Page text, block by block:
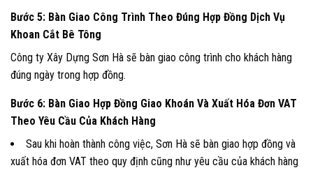
Bước 5: Bàn Giao Công Trình Theo Đúng Hợp Đồng Dịch Vụ
Khoan Cắt Bê Tông
Công ty Xây Dựng Sơn Hà sẽ bàn giao công trình cho khách hàng
đúng ngày trong hợp đồng.
Bước 6: Bàn Giao Hợp Đồng Giao Khoán Và Xuất Hóa Đơn VAT
Theo Yêu Cầu Của Khách Hàng
Sau khi hoàn thành công việc, Sơn Hà sẽ bàn giao hợp đồng và
xuất hóa đơn VAT theo quy định cũng như yêu cầu của khách hàng